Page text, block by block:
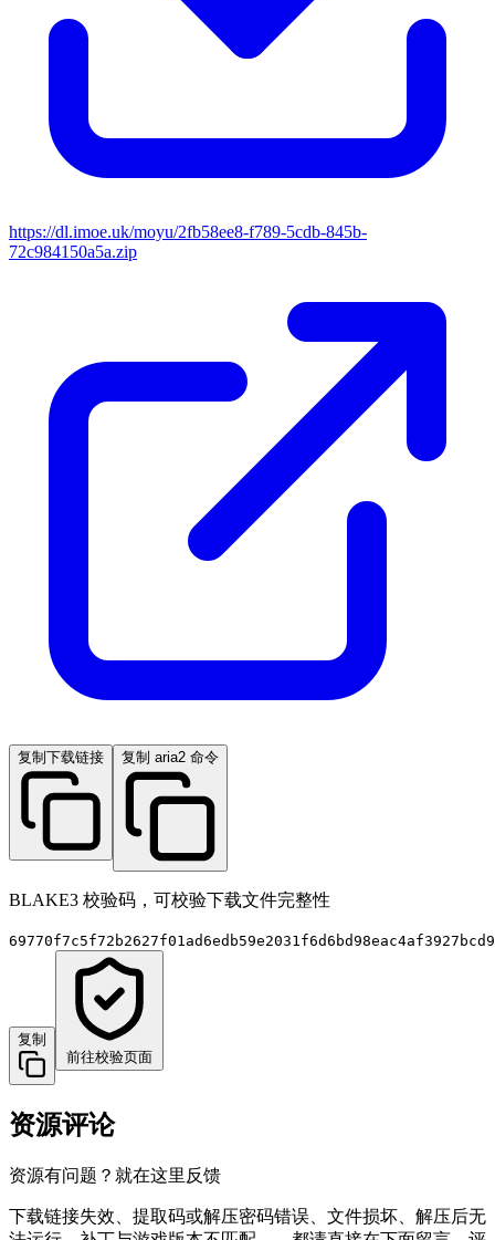
https://dl.imoe.uk/moyu/2fb58ee8-f789-5cdb-845b-
72c984150a5a.zip
复制下载链接 复制 aria2 命令
BLAKE3 校验码，可校验下载文件完整性
复制
前往校验页面
资源评论
资源有问题？就在这里反馈
下载链接失效、提取码或解压密码错误、文件损坏、解压后无